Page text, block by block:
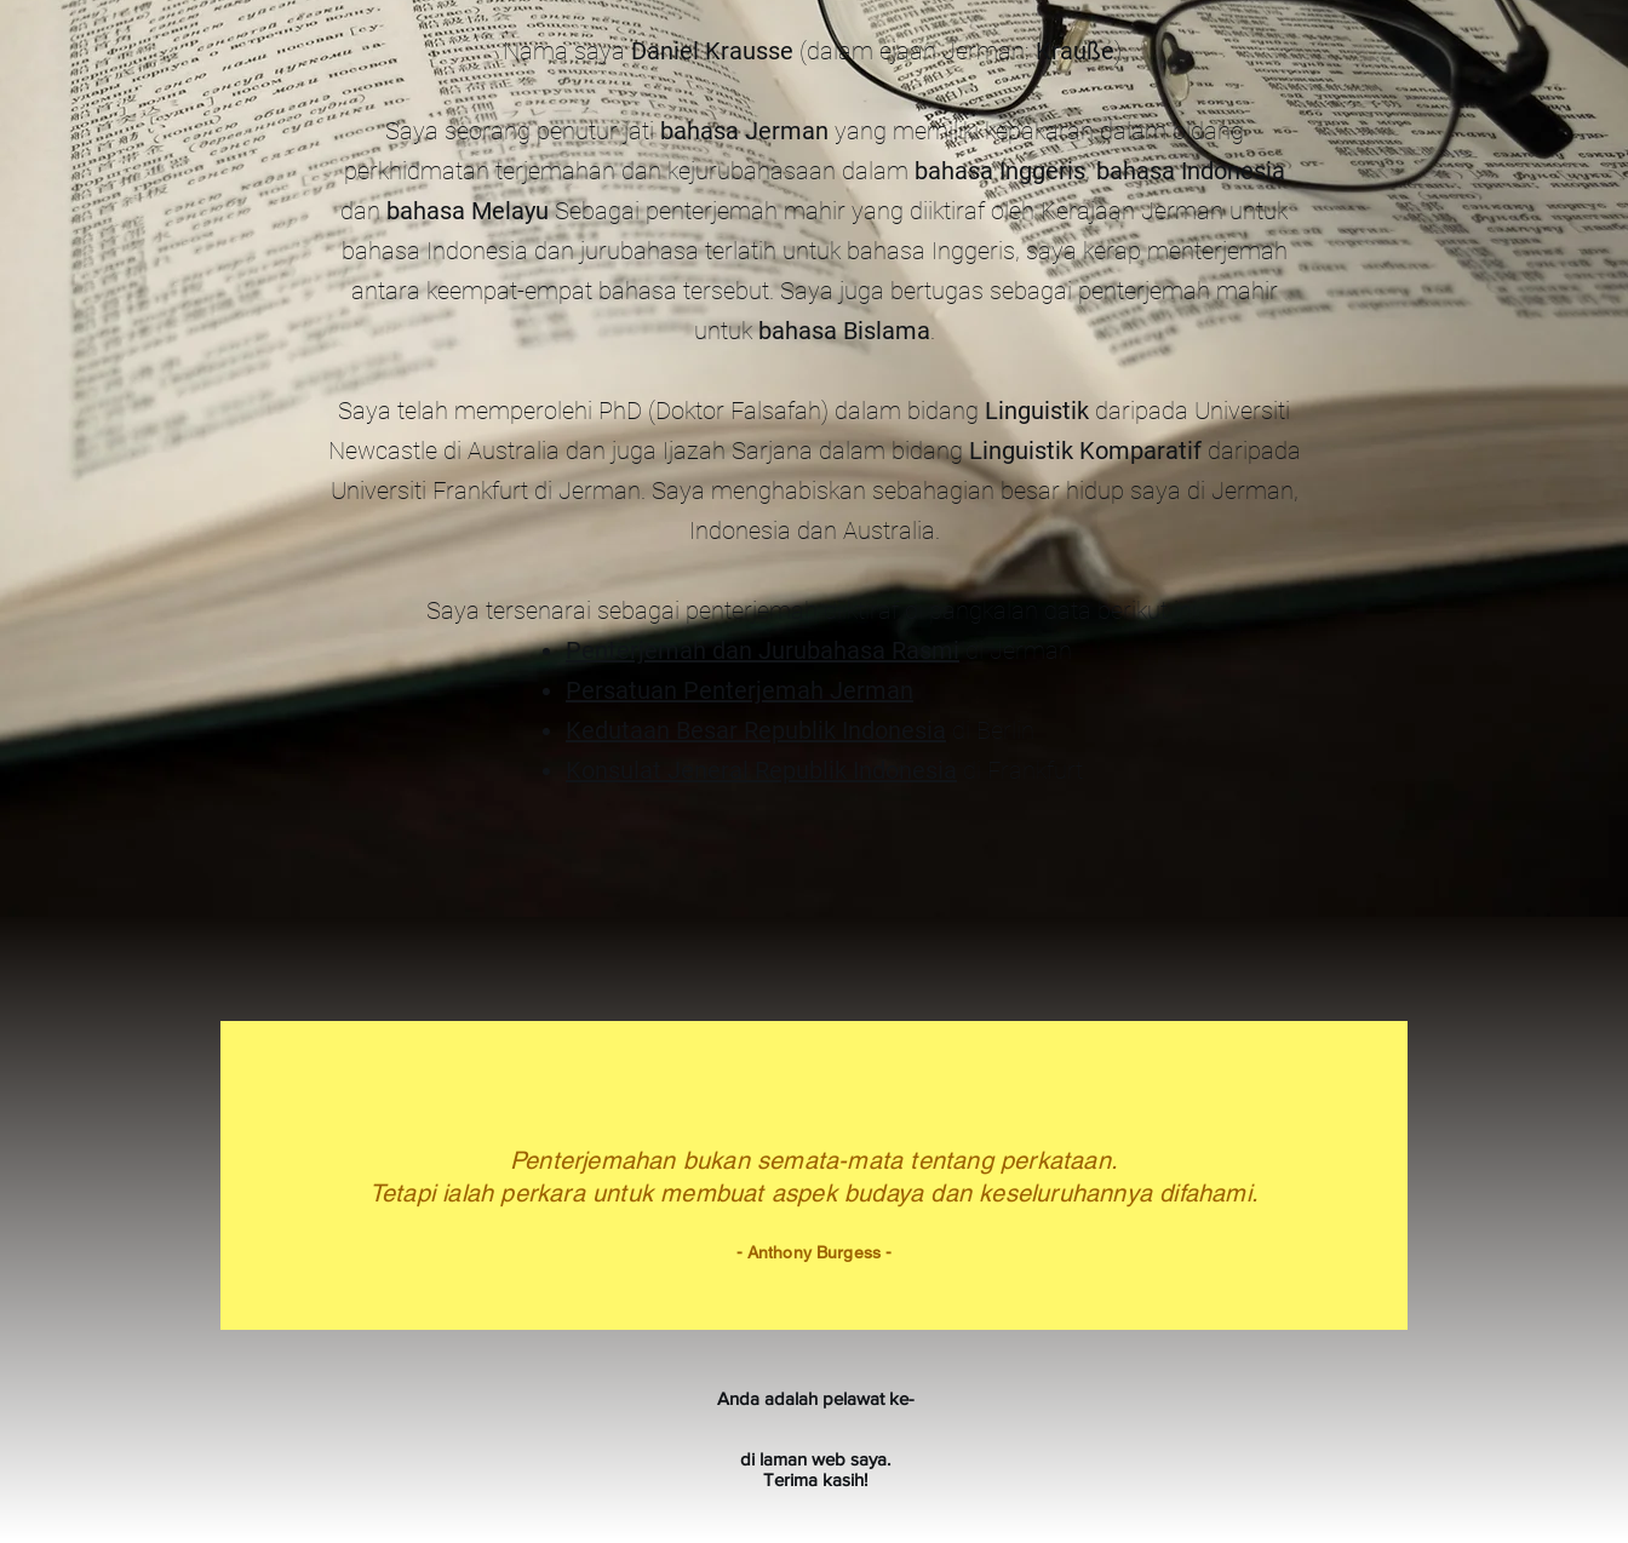
Nama sayaDaniel Krausse (dalam ejaan Jerman:Krauße).
Saya seorang penutur jatibahasa Jerman yang memiliki kepakaran dalam bidang
perkhidmatan terjemahan dan kejurubahasaan dalam bahasa Inggeris,bahasa Indonesia
danbahasa MelayuSebagai penterjemah mahir yang diiktiraf oleh Kerajaan Jerman untuk
bahasa Indonesia dan jurubahasa terlatih untuk bahasa Inggeris, saya kerap menterjemah
antara keempat-empat bahasa tersebut. Saya juga bertugas sebagai penterjemah mahir
untukbahasaBislama.
Saya telah memperolehi PhD (Doktor Falsafah) dalam bidang Linguistik daripada Universiti
Newcastle di Australia dan juga Ijazah Sarjana dalam bidangLinguistik Komparatifdaripada
Universiti Frankfurt di Jerman. Saya menghabiskan sebahagian besar hidup saya di Jerman,
Indonesia dan Australia.
Saya tersenarai sebagai penterjemah diiktiraf di pangkalan data berikut ini:
Penterjemah dan Jurubahasa Rasmi
Penterjemahan bukan semata-mata tentang perkataan.
Tetapi ialah perkara untuk membuat aspek budaya dan keseluruhannya difahami.
- Anthony Burgess -
Anda adalah pelawat ke-
di laman web saya.
Terima kasih!